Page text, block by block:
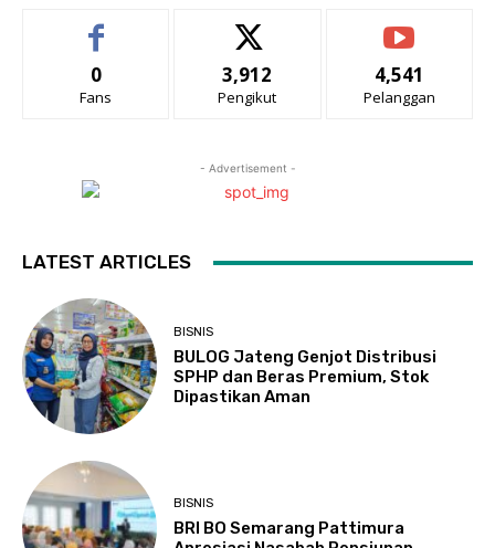
0
Fans
3,912
Pengikut
4,541
Pelanggan
- Advertisement -
LATEST ARTICLES
BISNIS
BULOG Jateng Genjot Distribusi
SPHP dan Beras Premium, Stok
Dipastikan Aman
BISNIS
BRI BO Semarang Pattimura